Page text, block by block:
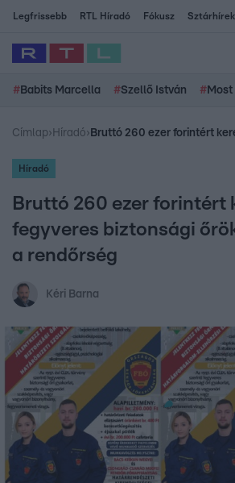
Legfrissebb RTL Híradó Fókusz Sztárhírek
# Babits Marcella #Szellő István # Most
Címlap› Híradó›
Híradó
Bruttó 260 ezer forintért
fegyveres biztonsági
a rendőrség
Kéri Barna